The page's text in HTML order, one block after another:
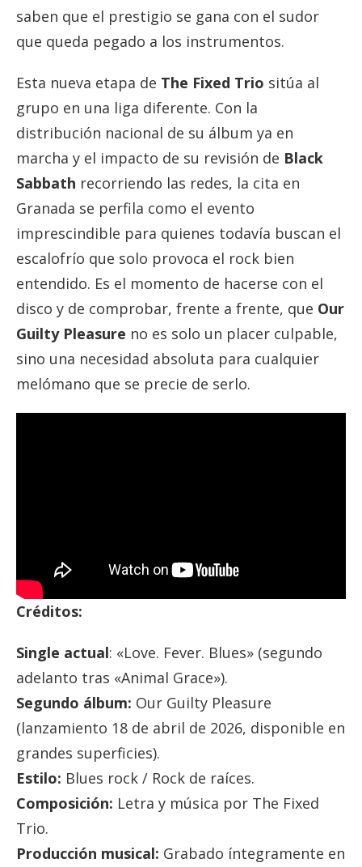
saben que el prestigio se gana con el sudor
que queda pegado a los instrumentos.
Esta nueva etapa de The Fixed Trio sitúa al
grupo en una liga diferente. Con la
distribución nacional de su álbum ya en
marcha y el impacto de su revisión de Black
Sabbath recorriendo las redes, la cita en
Granada se perfila como el evento
imprescindible para quienes todavía buscan el
escalofrío que solo provoca el rock bien
entendido. Es el momento de hacerse con el
disco y de comprobar, frente a frente, que Our
Guilty Pleasure no es solo un placer culpable,
sino una necesidad absoluta para cualquier
melómano que se precie de serlo.
Créditos:
Single actual: «Love. Fever. Blues» (segundo
adelanto tras «Animal Grace»).
Segundo álbum: Our Guilty Pleasure
(lanzamiento 18 de abril de 2026, disponible en
grandes superficies).
Estilo: Blues rock / Rock de raíces.
Composición: Letra y música por The Fixed
Trio.
Producción musical: Grabado íntegramente en